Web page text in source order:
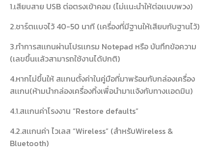
1.เสียบสาย USB ต่อตรงเข้าคอม (ไม่เเนะนำให้ต่อเเบบพวง)
2.ชาร์ตเเบจไว้ 40-50 นาที (เครื่องที่มีฐานให้เสียบกับฐานไว้)
3.ทำการสเเกนผ่านโปรเเกรม Notepad หรือ บันทึกข้อความ
(เลขขึ้นเเล้วสามารถใช้งานได้ปกติ)
4.หากไม่ขึ้นให้ สเเกนตั้งค่าในคู่มือที่มาพร้อมกับกล่องเครื่อง
สเเกน(ห้ามนำกล่องเครื่องทิ้งเพื่อนำมาเเจ้งกับทางเเอดมิน)
4.1.สเเกนค่าโรงงาน “Restore defaults”
4.2.สเเกนค่า ไวเลส “Wireless” (สำหรับWireless &
Bluetooth)